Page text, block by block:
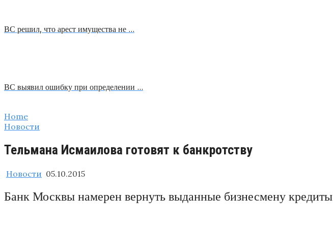
ВС решил, что арест имущества не …
ВС выявил ошибку при определении …
Home
Новости
Тельмана Исмаилова готовят к банкротству
Новости 05.10.2015
Банк Москвы намерен вернуть выданные бизнесмену кредиты